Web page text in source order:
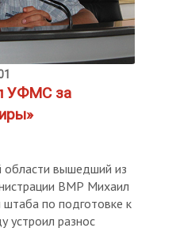
УФМС за
области вышедший из
ВМР Михаил
по подготовке к
устроил разнос